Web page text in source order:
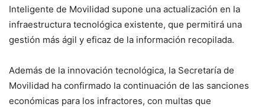
Inteligente de Movilidad supone una actualización en la
infraestructura tecnológica existente, que permitirá una
gestión más ágil y eficaz de la información recopilada.
Además de la innovación tecnológica, la Secretaría de
Movilidad ha confirmado la continuación de las sanciones
económicas para los infractores, con multas que